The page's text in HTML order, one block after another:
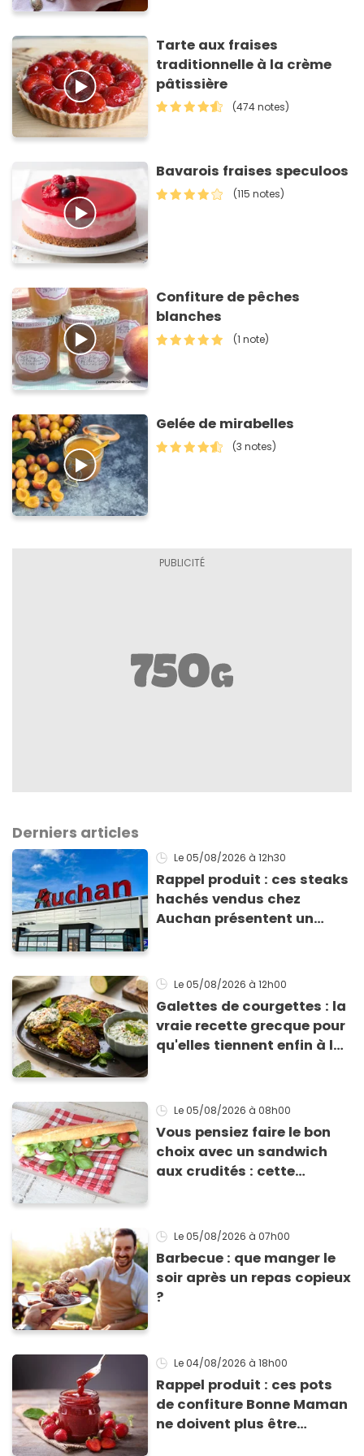
Tarte aux fraises
traditionnelle à la crème
pâtissière
(474 notes)
Bavarois fraises speculoos
(115 notes)
Confiture de pêches
blanches
(1 note)
Gelée de mirabelles
(3 notes)
Derniers articles
Le 05/08/2026 à 12h30
Rappel produit : ces steaks
hachés vendus chez
Auchan présentent un
Le 05/08/2026 à 12h00
Galettes de courgettes : la
vraie recette grecque pour
qu'elles tiennent enfin à la
Le 05/08/2026 à 08h00
Vous pensiez faire le bon
choix avec un sandwich
aux crudités : cette
Le 05/08/2026 à 07h00
Barbecue : que manger le
soir après un repas copieux
?
Le 04/08/2026 à 18h00
Rappel produit : ces pots
de confiture Bonne Maman
ne doivent plus être